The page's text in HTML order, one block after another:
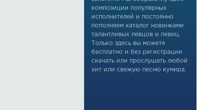
композиции популярных
исполнителей и постоянно
пополняем каталог новинками
талантливых певцов и певиц.
Только здесь вы можете
бесплатно и без регистрации
скачать или прослушать любой
хит или свежую песню кумира.